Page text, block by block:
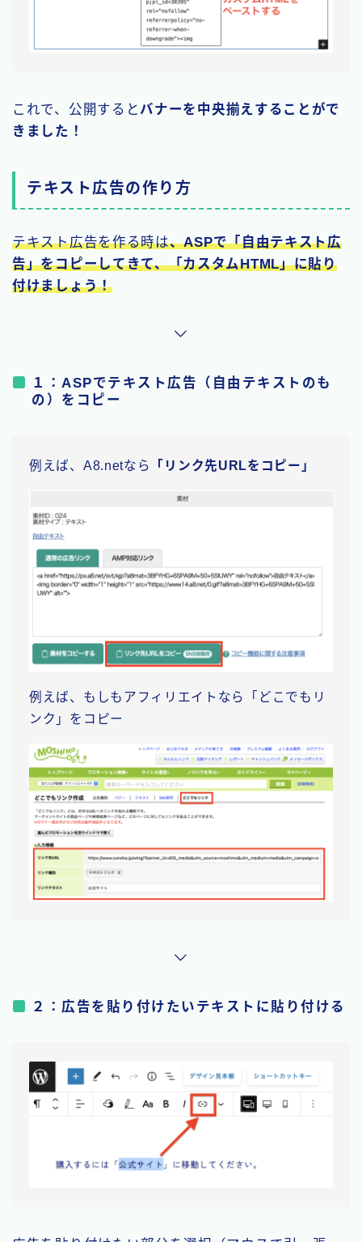
これで、公開すると バナーを中央揃えすることがで
きました！
テキスト広告の作り方
テキスト広告を作る時は、ASPで「自由テキスト広
告」をコピーしてきて、「カスタムHTML」に貼り
付けましょう！
１：ASPでテキスト広告（自由テキストのも
の）をコピー
例えば、A8.netなら 「リンク先URLをコピー」
例えば、もしもアフィリエイトなら「どこでもリ
ンク」をコピー
２：広告を貼り付けたいテキストに貼り付ける